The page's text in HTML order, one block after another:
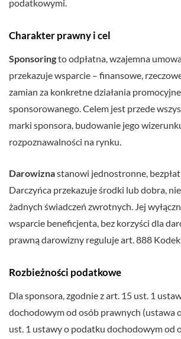
podatkowymi.
Charakter prawny i cel
Sponsoringto odpłatna, wzajemna
przekazuje wsparcie – finansowe,
zamian za konkretne działania
sponsorowanego. Celem jest przede
marki sponsora, budowanie jego
rozpoznawalności na rynku.
Darowiznastanowi jednostronne,
Darczyńca przekazuje środki lub dobra,
żadnych świadczeń zwrotnych. Jej
wsparcie beneficjenta, bez korzyści dla
prawną darowizny reguluje art. 888
Rozbieżności podatkowe
Dla sponsora, zgodnie z art. 15 ust. 1
dochodowym od osób prawnych (ustawa
ust. 1 ustawy o podatku dochodowym od